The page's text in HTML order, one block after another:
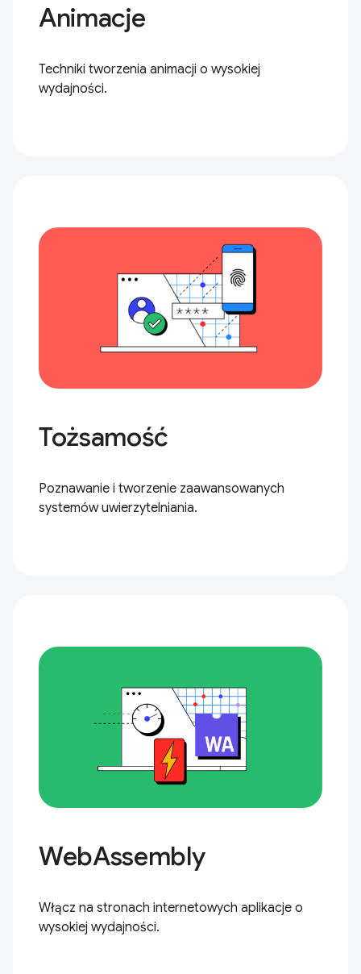
Animacje
Techniki tworzenia animacji o wysokiej
wydajności.
Tożsamość
Poznawanie i tworzenie zaawansowanych
systemów uwierzytelniania.
WebAssembly
Włącz na stronach internetowych aplikacje o
wysokiej wydajności.